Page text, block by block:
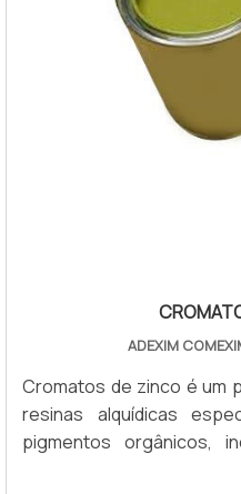
ADEXIM
Cromatos de zinco é um
resinas alquídicas
pigmentos orgânicos,